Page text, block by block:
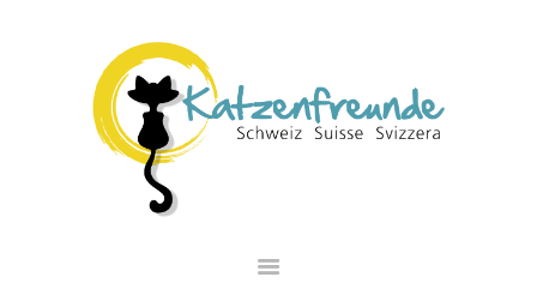
NEWS
VERMITTLUNG
INTERESSANTES